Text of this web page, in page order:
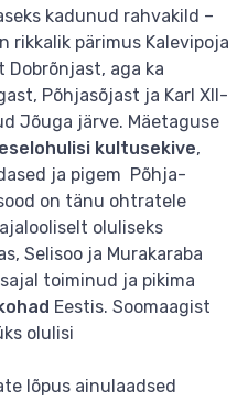
kadunud rahvakild –
rikkalik pärimus Kalevipoja
aga ka
Põhjasõjast ja Karl XII-
Jõuga järve. Mäetaguse
kultusekive,
ja pigem Põhja-
on tänu ohtratele
oluliseks
Selisoo ja Murakaraba
toiminud ja pikima
Eestis. Soomaagist
olulisi
lõpus ainulaadsed